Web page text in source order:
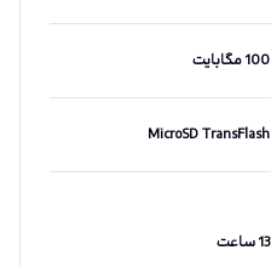
100 مگابایت
MicroSD TransFlash
13 ساعت